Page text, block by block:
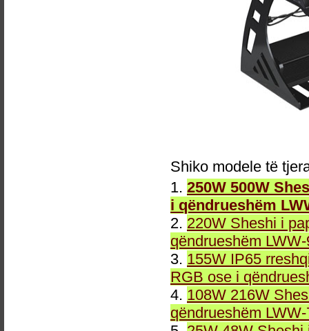
Shiko modele të
1. 250W 500W
i qëndrueshëm
2. 220W Sheshi i
qëndrueshëm
3. 155W IP65
RGB ose i
4. 108W 216W
qëndrueshëm